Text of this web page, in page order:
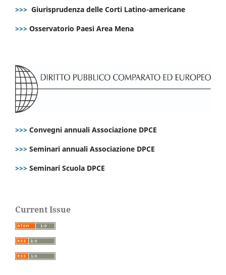
>>> Giurisprudenza delle Corti Latino-americane
>>> Osservatorio Paesi Area Mena
>>> Convegni annuali Associazione DPCE
>>> Seminari annuali Associazione DPCE
>>> Seminari Scuola DPCE
Current Issue